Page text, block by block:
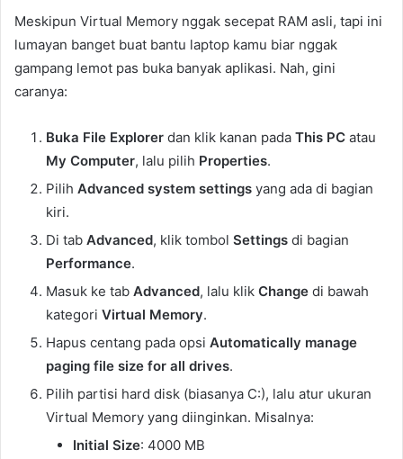
Meskipun Virtual Memory nggak secepat RAM asli, tapi ini
lumayan banget buat bantu laptop kamu biar nggak
gampang lemot pas buka banyak aplikasi. Nah, gini
caranya:
Buka File Explorer dan klik kanan pada This PC atau
My Computer, lalu pilih Properties.
Pilih Advanced system settings yang ada di bagian
kiri.
Di tab Advanced, klik tombol Settings di bagian
Performance.
Masuk ke tab Advanced, lalu klik Change di bawah
kategori Virtual Memory.
Hapus centang pada opsi Automatically manage
paging file size for all drives.
Pilih partisi hard disk (biasanya C:), lalu atur ukuran
Virtual Memory yang diinginkan. Misalnya:
Initial Size: 4000 MB